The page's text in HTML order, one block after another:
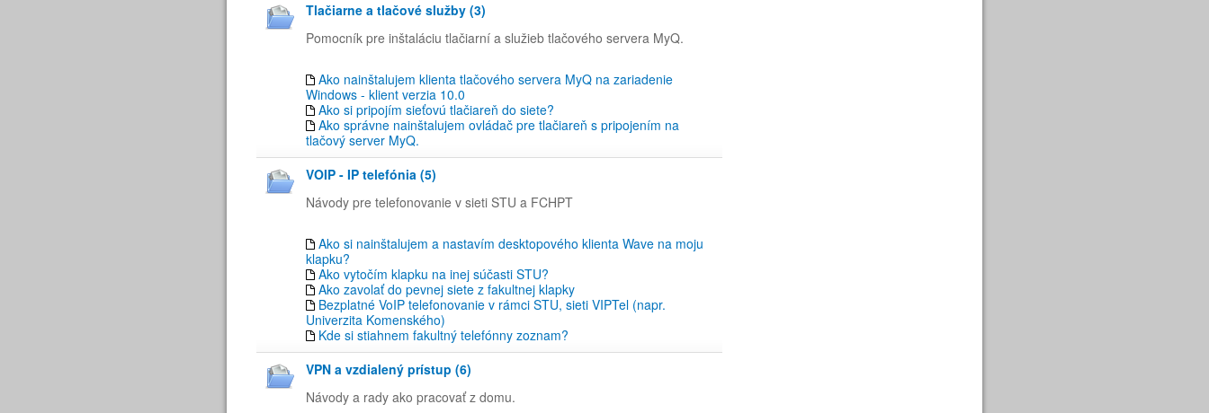
Tlačiarne a tlačové služby (3)
Pomocník pre inštaláciu tlačiarní a služieb tlačového servera MyQ.
Ako nainštalujem klienta tlačového servera MyQ na zariadenie
Windows - klient verzia 10.0
Ako si pripojím sieťovú tlačiareň do siete?
Ako správne nainštalujem ovládač pre tlačiareň s pripojením na
tlačový server MyQ.
VOIP - IP telefónia (5)
Návody pre telefonovanie v sieti STU a FCHPT
Ako si nainštalujem a nastavím desktopového klienta Wave na moju
klapku?
Ako vytočím klapku na inej súčasti STU?
Ako zavolať do pevnej siete z fakultnej klapky
Bezplatné VoIP telefonovanie v rámci STU, sieti VIPTel (napr.
Univerzita Komenského)
Kde si stiahnem fakultný telefónny zoznam?
VPN a vzdialený prístup (6)
Návody a rady ako pracovať z domu.